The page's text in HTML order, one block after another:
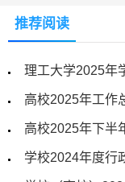
推荐阅读
理工大学2025年
高校2025年工作
高校2025年下半
学校2024年度行